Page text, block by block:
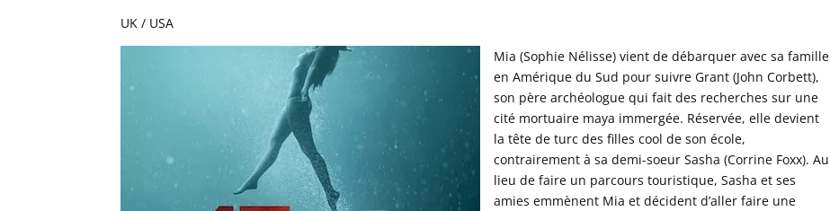
UK / USA
Mia (Sophie Nélisse) vient de débarquer avec sa famille
en Amérique du Sud pour suivre Grant (John Corbett),
son père archéologue qui fait des recherches sur une
cité mortuaire maya immergée. Réservée, elle devient
la tête de turc des filles cool de son école,
contrairement à sa demi-soeur Sasha (Corrine Foxx). Au
lieu de faire un parcours touristique, Sasha et ses
amies emmènent Mia et décident d’aller faire une